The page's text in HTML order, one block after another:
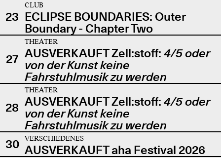
23
CLUB
ECLIPSE BOUNDARIES: Outer
Boundary - Chapter Two
27
THEATER
AUSVERKAUFT Zell:stoff: 4/5 oder
von der Kunst keine
Fahrstuhlmusik zu werden
28
THEATER
AUSVERKAUFT Zell:stoff: 4/5 oder
von der Kunst keine
Fahrstuhlmusik zu werden
30
VERSCHIEDENES
AUSVERKAUFT aha Festival 2026